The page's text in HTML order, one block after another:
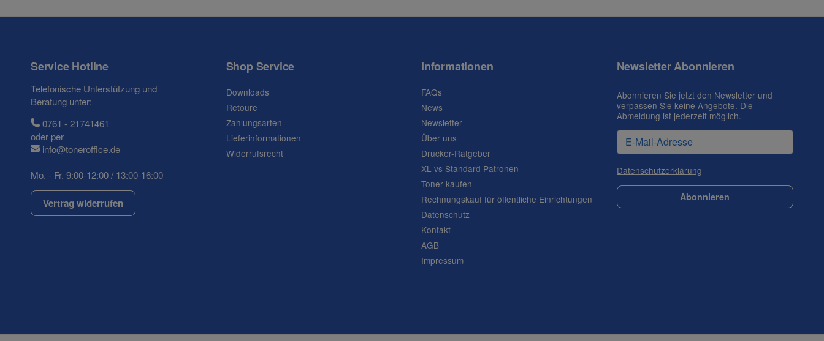
Service Hotline
Telefonische Unterstützung und
Beratung unter:
0761 - 21741461
oder per
info@toneroffice.de
Mo. - Fr. 9:00-12:00 / 13:00-16:00
Vertrag widerrufen
Shop Service
Downloads
Retoure
Zahlungsarten
Lieferinformationen
Widerrufsrecht
Informationen
FAQs
News
Newsletter
Über uns
Drucker-Ratgeber
XL vs Standard Patronen
Toner kaufen
Rechnungskauf für öffentliche Einrichtungen
Datenschutz
Kontakt
AGB
Impressum
Newsletter Abonnieren
Abonnieren Sie jetzt den Newsletter und
verpassen Sie keine Angebote. Die
Abmeldung ist jederzeit möglich.
Datenschutzerklärung
Abonnieren